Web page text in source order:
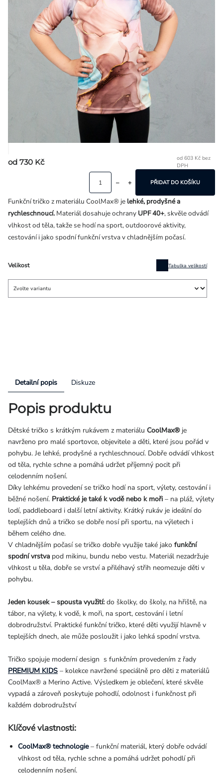
Přihlášení
od 730 Kč od603 Kč bez
DPH
Velikost Tabulka velikostí
PŘIDAT DO KOŠÍKU
Funkční tričko z materiálu CoolMax® je lehké, prodyšné a
rychleschnoucí. Materiál dosahuje ochrany UPF 40+, skvěle odvádí
vlhkost od těla, takže se hodí na sport, outdoorové aktivity,
cestování i jako spodní funkční vrstva v chladnějším počasí.
Detailní popis Diskuze
Popis produktu
Dětské tričko s krátkým rukávem z materiálu CoolMax®je
navrženo pro malé sportovce, objevitele a děti, které jsou pořád v
pohybu. Je lehké, prodyšné a rychleschnoucí. Dobře odvádí vlhkost
od těla, rychle schne a pomáhá udržet příjemný pocit při
celodenním nošení.
Díky lehkému provedení se tričko hodí na sport, výlety, cestování i
běžné nošení. Praktické je také k vodě nebo k moři – na pláž, výlety
lodí, paddleboard i další letní aktivity. Krátký rukáv je ideální do
teplejších dnů a tričko se dobře nosí při sportu, na výletech i
během celého dne.
V chladnějším počasí se tričko dobře využije také jako funkční
spodní vrstva pod mikinu, bundu nebo vestu. Materiál nezadržuje
vlhkost u těla, dobře se vrství a přiléhavý střih neomezuje děti v
pohybu.
Jeden kousek – spousta využití: do školky, do školy, na hřiště, na
tábor, na výlety, k vodě, k moři, na sport, cestování i letní
dobrodružství. Praktické funkční tričko, které děti využijí hlavně v
teplejších dnech, ale může posloužit i jako lehká spodní vrstva.
Tričko spojuje moderní design s funkčním provedením z řady
PREMIUM KIDS – kolekce navržené speciálně pro děti z materiálů
CoolMax® a Merino Active. Výsledkem je oblečení, které skvěle
vypadá a zároveň poskytuje pohodlí, odolnost i funkčnost při
každém dobrodružství
Klíčové vlastnosti:
CoolMax® technologie– funkční materiál, který dobře odvádí
vlhkost od těla, rychle schne a pomáhá udržet pohodlí při
celodenním nošení.